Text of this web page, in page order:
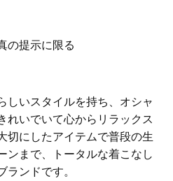
の提示に限る
しいスタイルを持ち、オシャ
れいでいて心からリラックス
切にしたアイテムで普段の生
ンまで、トータルな着こなし
ンドです。